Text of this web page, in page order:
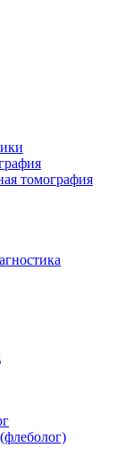
томография